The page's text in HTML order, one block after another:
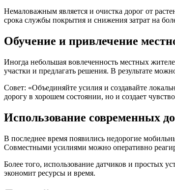
Немаловажным является и очистка дорог от
срока службы покрытия и снижения затрат на
Обучение и привлечение
Иногда небольшая вовлеченность местных
участки и предлагать решения. В результате
Совет: «Объединяйте усилия и создавайте
дорогу в хорошем состоянии, но и создает
Использование современных
В последнее время появились недорогие
Совместными усилиями можно оперативно
Более того, использование датчиков и простых
экономит ресурсы и время.